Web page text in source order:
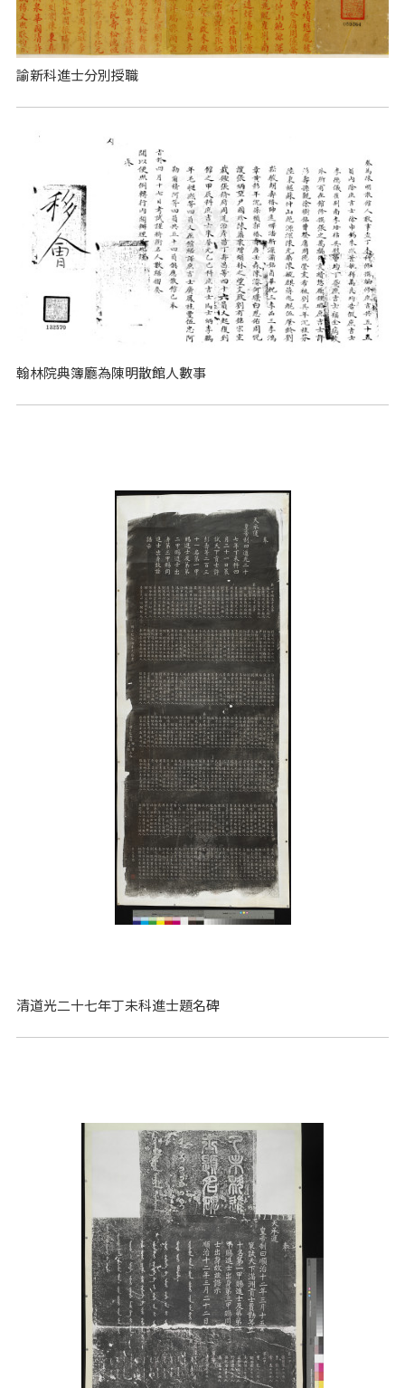
諭新科進士分別授職
翰林院典簿廳為陳明散館人數事
清道光二十七年丁未科進士題名碑